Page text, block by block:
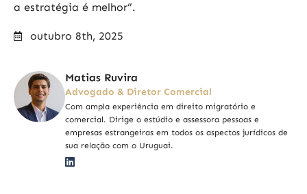
a estratégia é melhor”.
outubro 8th, 2025
Matias Ruvira
Advogado & Diretor Comercial
Com ampla experiência em direito migratório e
comercial. Dirige o estúdio e assessora pessoas e
empresas estrangeiras em todos os aspectos jurídicos de
sua relação com o Uruguai.